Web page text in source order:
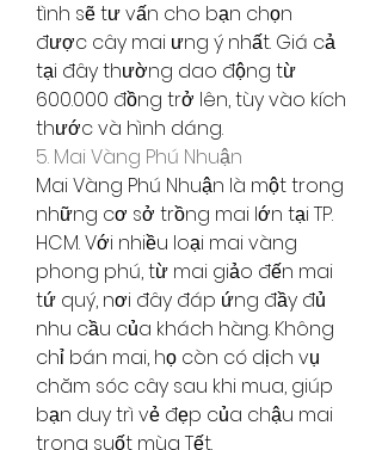
tình sẽ tư vấn cho bạn chọn
được cây mai ưng ý nhất. Giá cả
tại đây thường dao động từ
600.000 đồng trở lên, tùy vào kích
thước và hình dáng.
5. Mai Vàng Phú Nhuận
Mai Vàng Phú Nhuận là một trong
những cơ sở trồng mai lớn tại TP.
HCM. Với nhiều loại mai vàng
phong phú, từ mai giảo đến mai
tứ quý, nơi đây đáp ứng đầy đủ
nhu cầu của khách hàng. Không
chỉ bán mai, họ còn có dịch vụ
chăm sóc cây sau khi mua, giúp
bạn duy trì vẻ đẹp của chậu mai
trong suốt mùa Tết.